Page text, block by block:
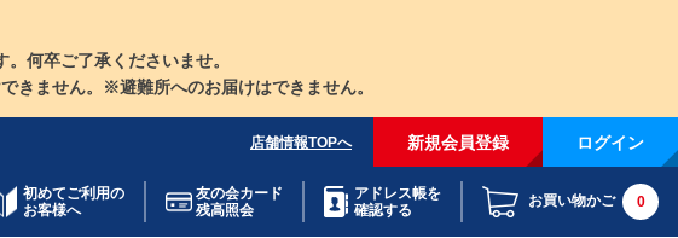
何卒ご了承くださいませ。
きません。※避難所へのお届けはできません。
店舗情報TOPへ 新規会員登録 ログイン
初めてご利用の
お客様へ
友の会カード
残高照会
アドレス帳を
確認する
お買い物かご 0